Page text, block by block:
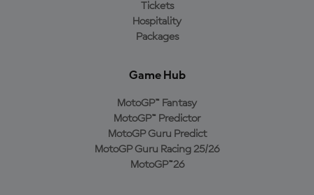
Tickets
Hospitality
Packages
Game Hub
MotoGP™ Fantasy
MotoGP™ Predictor
MotoGP Guru Predict
MotoGP Guru Racing 25/26
MotoGP™26